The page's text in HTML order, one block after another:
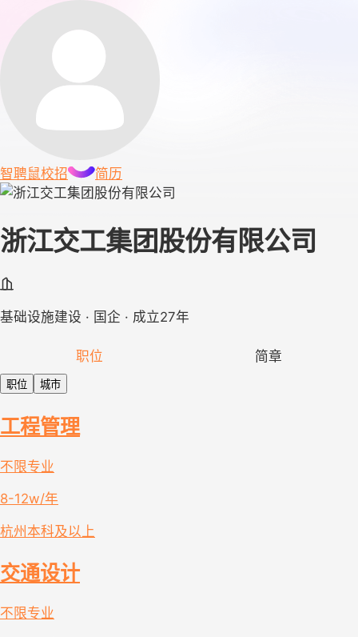
智聘鼠校招 简历
浙江交工集团股份有限公司
基础设施建设 · 国企 · 成立27年
职位 简章
职位 城市
工程管理
不限专业
8-12w/年
杭州 本科及以上
交通设计
不限专业